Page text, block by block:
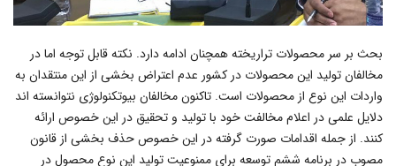
بحث بر سر محصولات تراریخته همچنان ادامه دارد. نکته قابل توجه اما در
مخالفان تولید این محصولات در کشور عدم اعتراض بخشی از این منتقدان به
واردات این نوع از محصولات است. تاکنون مخالفان بیوتکنولوژی نتوانسته اند
دلایل علمی در اعلام مخالفت خود با تولید و تحقیق در این خصوص ارائه
کنند. از جمله اقدامات صورت گرفته در این خصوص حذف بخشی از قانون
مصوب در برنامه ششم توسعه برای ممنوعیت تولید این نوع محصول در